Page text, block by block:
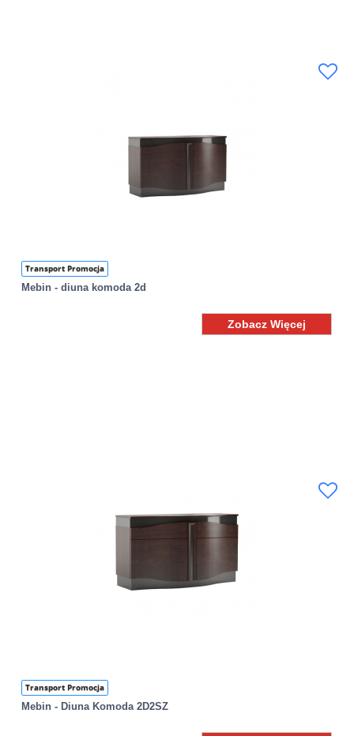
Transport Promocja
Mebin - diuna komoda 2d
Zobacz Więcej
Transport Promocja
Mebin - Diuna Komoda 2D2SZ